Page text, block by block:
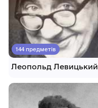
144 предметів
Леопольд Левицький